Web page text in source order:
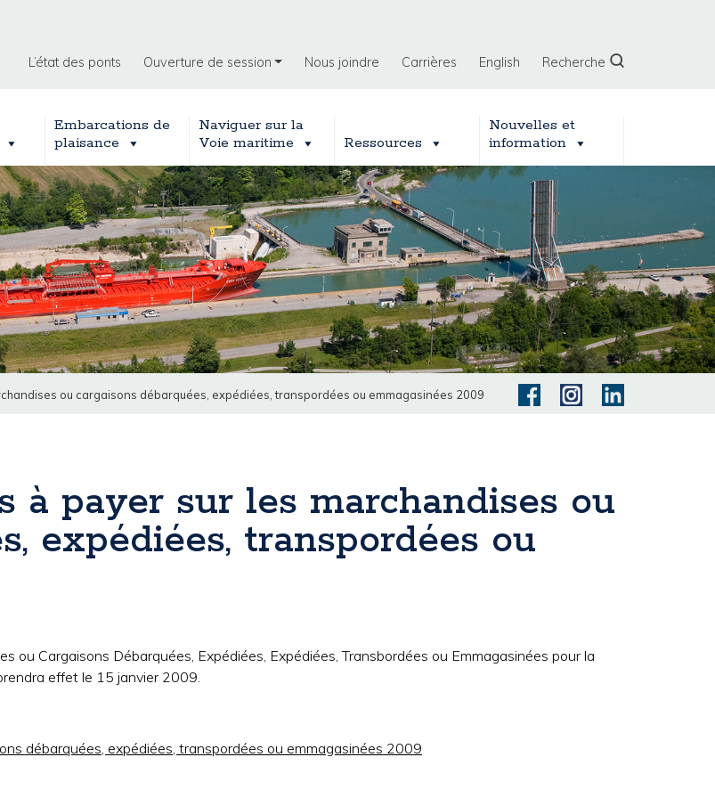
L’état des ponts Ouverture de session Nous joindre Carrières English Recherche
Embarcations de
plaisance
Naviguer sur la
Voie maritime
Ressources
Nouvelles et
information
ou cargaisons débarquées, expédiées, transpordées ou emmagasinées 2009
payer sur les marchandises ou
expédiées, transpordées ou
ou Cargaisons Débarquées, Expédiées, Expédiées, Transbordées ou Emmagasinées pour la
effet le 15 janvier 2009.
débarquées, expédiées, transpordées ou emmagasinées 2009